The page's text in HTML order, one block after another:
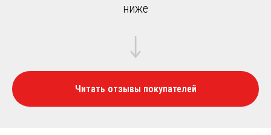
ниже
Читать отзывы покупателей